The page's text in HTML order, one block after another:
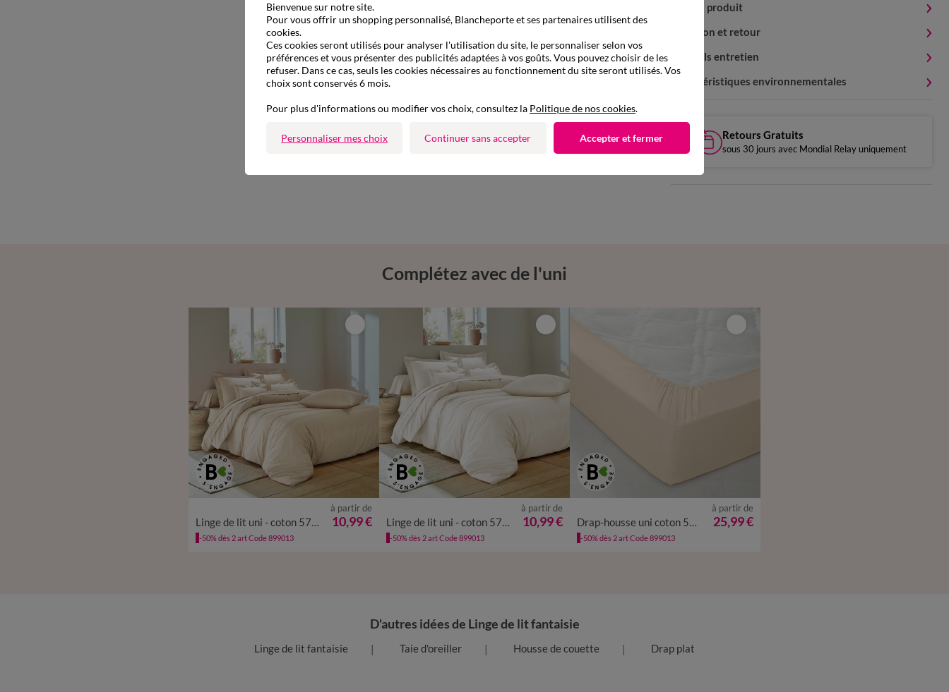
Détails produit
Livraison et retour
Conseils entretien
Caractéristiques environnementales
Retours Gratuits
sous 30 jours avec Mondial Relay uniquement
Complétez avec de l'uni
Linge de lit uni - coton 57 fils/cm²
à partir de
10,99 €
-50% dès 2 art Code 899013
Linge de lit uni - coton 57 fils/cm²
à partir de
10,99 €
-50% dès 2 art Code 899013
Drap-housse uni coton 57 fils/cm² - bonnet 32 cm
à partir de
25,99 €
-50% dès 2 art Code 899013
D'autres idées de Linge de lit fantaisie
Linge de lit fantaisie Taie d'oreiller Housse de couette Drap plat
Bienvenue sur notre site.
Pour vous offrir un shopping personnalisé, Blancheporte et ses partenaires utilisent des
cookies.
Ces cookies seront utilisés pour analyser l'utilisation du site, le personnaliser selon vos
préférences et vous présenter des publicités adaptées à vos goûts. Vous pouvez choisir de les
refuser. Dans ce cas, seuls les cookies nécessaires au fonctionnement du site seront utilisés. Vos
choix sont conservés 6 mois.
Pour plus d'informations ou modifier vos choix, consultez la Politique de nos cookies.
Personnaliser mes choix Continuer sans accepter Accepter et fermer